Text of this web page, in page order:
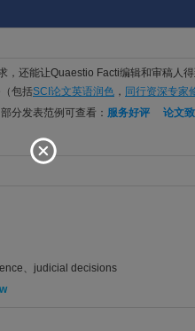
还能让Quaestio Facti编辑和审稿人
包括SCI论文英语润色 ， 同行资深专家
分发表范例可查看： 服务好评 论文
、judicial decisions